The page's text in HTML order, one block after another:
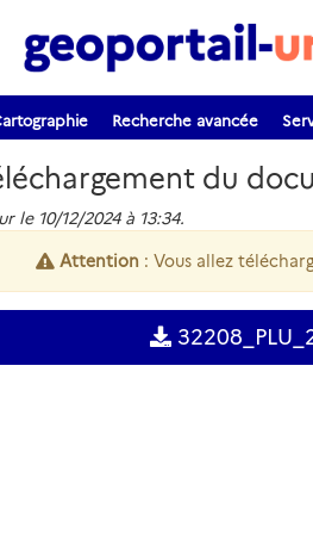
Recherche avancée
du
le 10/12/2024 à 13:34.
Attention : Vous allez